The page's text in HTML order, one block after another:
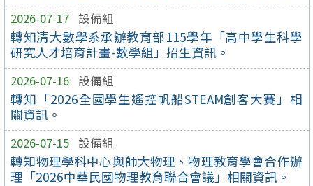
2026-07-17 設備組
轉知清大數學系承辦教育部115學年「高中學生科學
研究人才培育計畫-數學組」招生資訊。
2026-07-16 設備組
轉知「2026全國學生遙控帆船STEAM創客大賽」相
關資訊。
2026-07-15 設備組
轉知物理學科中心與師大物理、物理教育學會合作辦
理「2026中華民國物理教育聯合會議」相關資訊。